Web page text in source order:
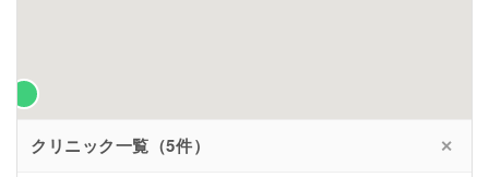
クリニック一覧（5件） ✕